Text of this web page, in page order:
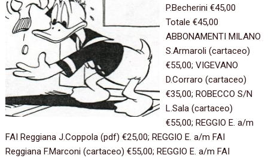
P.Becherini €45,00
Totale €45,00
ABBONAMENTI MILANO
S.Armaroli (cartaceo)
€55,00; VIGEVANO
D.Corraro (cartaceo)
€35,00; ROBECCO S/N
L.Sala (cartaceo)
€55,00; REGGIO E. a/m
FAI Reggiana J.Coppola (pdf) €25,00; REGGIO E. a/m FAI
Reggiana F.Marconi (cartaceo) €55,00; REGGIO E. a/m FAI